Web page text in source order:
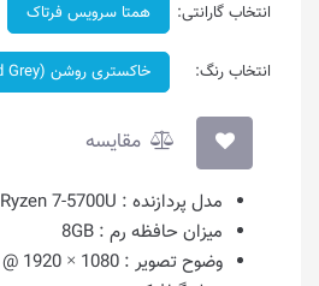
انتخاب گارانتی: همتا سرویس فرتاک
انتخاب رنگ: خاکستری روشن (Cloud Grey)
مقایسه
مدل پردازنده : Ryzen 7-5700U
میزان حافظه رم : 8GB
وضوح تصویر : 1080 × 1920 @ FULL HD